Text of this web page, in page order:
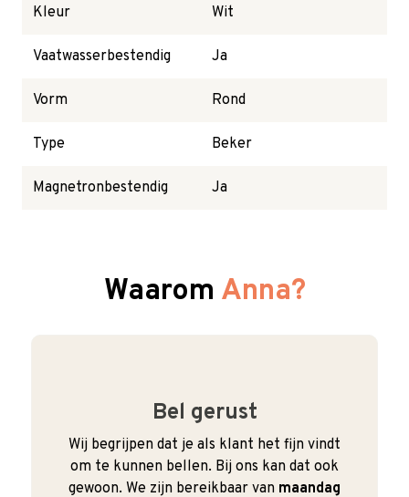
Kleur Wit
Vaatwasserbestendig Ja
Vorm Rond
Type Beker
Magnetronbestendig Ja
Waarom Anna?
Bel gerust
Wij begrijpen dat je als klant het fijn vindt
om te kunnen bellen. Bij ons kan dat ook
gewoon. We zijn bereikbaar van maandag